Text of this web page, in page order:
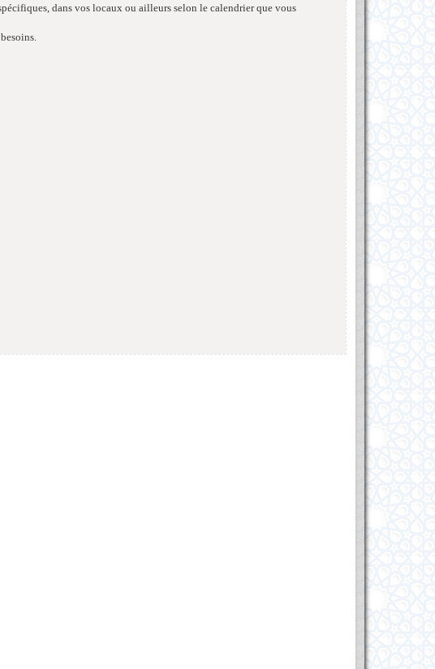
dans vos locaux ou ailleurs selon le calendrier que vous